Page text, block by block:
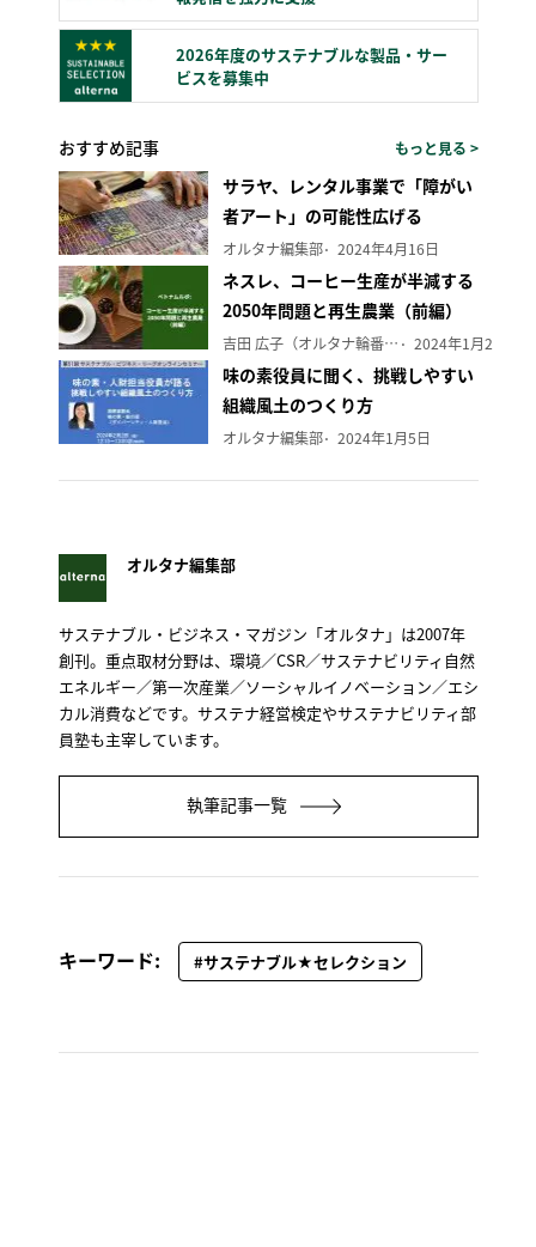
2026年度のサステナブルな製品・サー
ビスを募集中
おすすめ記事 もっと見る >
サラヤ、レンタル事業で「障がい
者アート」の可能性広げる
オルタナ編集部 2024年4月16日
ネスレ、コーヒー生産が半減する
2050年問題と再生農業（前編）
吉田 広子（オルタナ輪番編集長） 2024年1月29日
味の素役員に聞く、挑戦しやすい
組織風土のつくり方
オルタナ編集部 2024年1月5日
オルタナ編集部
サステナブル・ビジネス・マガジン「オルタナ」は2007年
創刊。重点取材分野は、環境／CSR／サステナビリティ自然
エネルギー／第一次産業／ソーシャルイノベーション／エシ
カル消費などです。サステナ経営検定やサステナビリティ部
員塾も主宰しています。
執筆記事一覧
キーワード: #サステナブル★セレクション